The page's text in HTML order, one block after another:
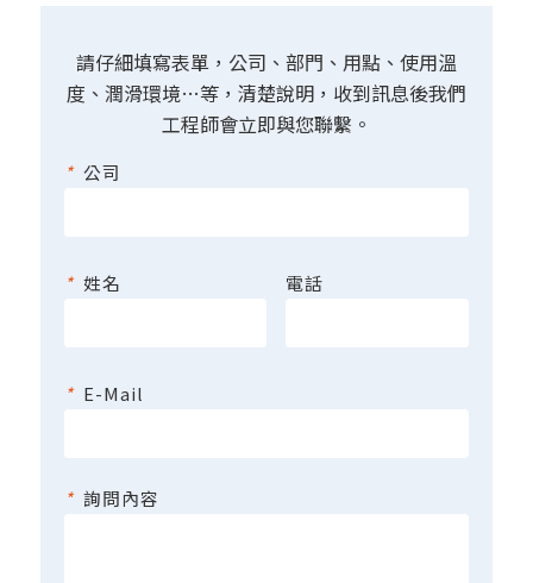
請仔細填寫表單，公司、部門、用點、使用溫
度、潤滑環境…等，清楚說明，收到訊息後我們
工程師會立即與您聯繫。
* 公司
* 姓名 電話
* E-Mail
* 詢問內容